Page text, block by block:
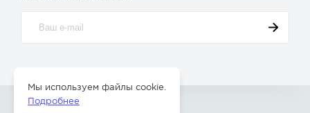
Мы используем файлы cookie.
Подробнее